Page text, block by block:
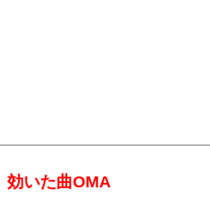
効いた曲OMA